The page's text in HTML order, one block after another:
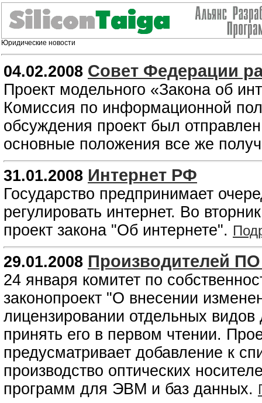
Юридические новости
04.02.2008 Совет Федерации
Проект модельного «Закона об
Комиссия по информационной
обсуждения проект был
основные положения все же
31.01.2008 Интернет РФ
Государство предпринимает
регулировать интернет. Во
проект закона "Об интернете".
29.01.2008 Производителей ПО
24 января комитет по
законопроект "О внесении
лицензировании отдельных
принять его в первом чтении.
предусматривает добавление к
производство оптических
программ для ЭВМ и баз данных.